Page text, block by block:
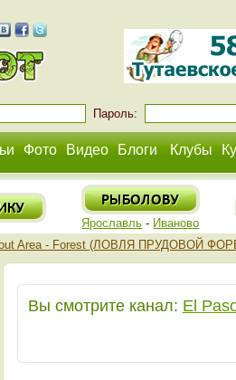
Пароль:
Фото Видео Блоги Клубы
Ярославль - Иваново
Area - Forest (ЛОВЛЯ ПРУДОВОЙ
Вы смотрите канал: El